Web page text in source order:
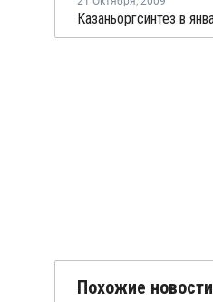
Похожие новости